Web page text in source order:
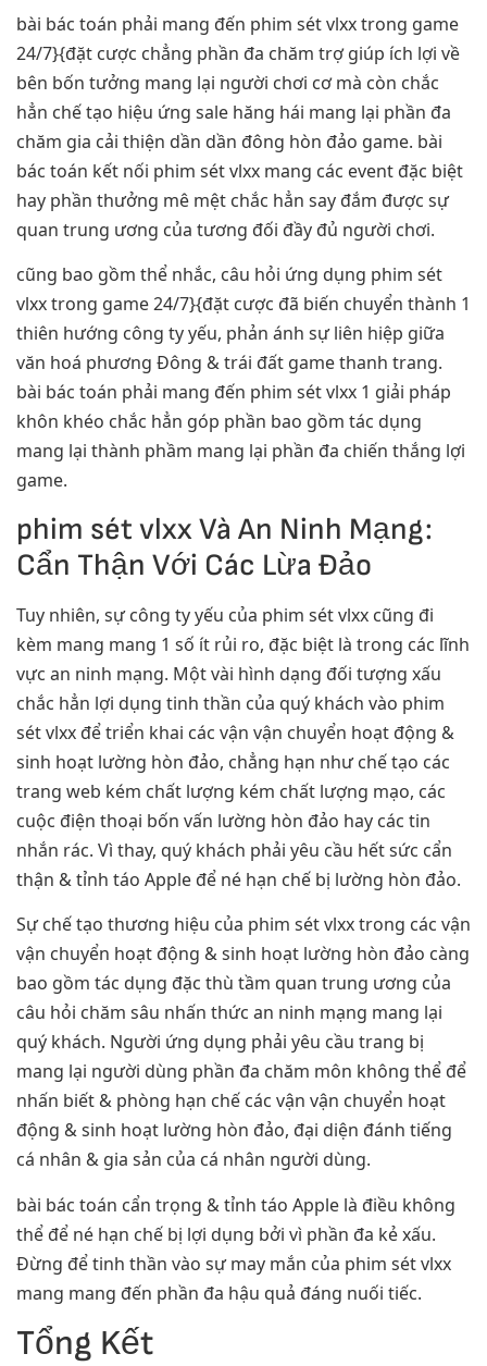
bài bác toán phải mang đến phim sét vlxx trong game
24/7}{đặt cược chẳng phần đa chăm trợ giúp ích lợi về
bên bốn tưởng mang lại người chơi cơ mà còn chắc
hẳn chế tạo hiệu ứng sale hăng hái mang lại phần đa
chăm gia cải thiện dần dần đông hòn đảo game. bài
bác toán kết nối phim sét vlxx mang các event đặc biệt
hay phần thưởng mê mệt chắc hẳn say đắm được sự
quan trung ương của tương đối đầy đủ người chơi.
cũng bao gồm thể nhắc, câu hỏi ứng dụng phim sét
vlxx trong game 24/7}{đặt cược đã biến chuyển thành 1
thiên hướng công ty yếu, phản ánh sự liên hiệp giữa
văn hoá phương Đông & trái đất game thanh trang.
bài bác toán phải mang đến phim sét vlxx 1 giải pháp
khôn khéo chắc hẳn góp phần bao gồm tác dụng
mang lại thành phầm mang lại phần đa chiến thắng lợi
game.
phim sét vlxx Và An Ninh Mạng:
Cẩn Thận Với Các Lừa Đảo
Tuy nhiên, sự công ty yếu của phim sét vlxx cũng đi
kèm mang mang 1 số ít rủi ro, đặc biệt là trong các lĩnh
vực an ninh mạng. Một vài hình dạng đối tượng xấu
chắc hẳn lợi dụng tinh thần của quý khách vào phim
sét vlxx để triển khai các vận vận chuyển hoạt động &
sinh hoạt lường hòn đảo, chẳng hạn như chế tạo các
trang web kém chất lượng kém chất lượng mạo, các
cuộc điện thoại bốn vấn lường hòn đảo hay các tin
nhắn rác. Vì thay, quý khách phải yêu cầu hết sức cẩn
thận & tỉnh táo Apple để né hạn chế bị lường hòn đảo.
Sự chế tạo thương hiệu của phim sét vlxx trong các vận
vận chuyển hoạt động & sinh hoạt lường hòn đảo càng
bao gồm tác dụng đặc thù tầm quan trung ương của
câu hỏi chăm sâu nhấn thức an ninh mạng mang lại
quý khách. Người ứng dụng phải yêu cầu trang bị
mang lại người dùng phần đa chăm môn không thể để
nhấn biết & phòng hạn chế các vận vận chuyển hoạt
động & sinh hoạt lường hòn đảo, đại diện đánh tiếng
cá nhân & gia sản của cá nhân người dùng.
bài bác toán cẩn trọng & tỉnh táo Apple là điều không
thể để né hạn chế bị lợi dụng bởi vì phần đa kẻ xấu.
Đừng để tinh thần vào sự may mắn của phim sét vlxx
mang mang đến phần đa hậu quả đáng nuối tiếc.
Tổng Kết